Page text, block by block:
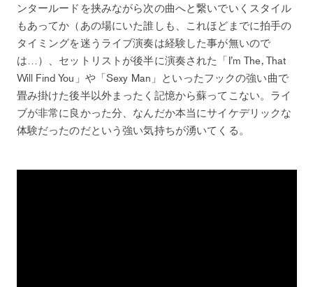
ンタールードを挟みながら次の曲へと繋いでいくスタイル
もあってか（あの場にいた誰しも、これほどまでに拍手の
タイミングを迷うライブ演奏は経験した事が無いので
は…）、セットリストが後半に演奏された「I’m The, That
Will Find You」や「Sexy Man」といったフックの強い曲で
畳み掛けた後半以外まったく記憶から蘇ってこない。ライ
ブが非常に良かった分、なんだか本当にサイケデリックな
体験だったのだという強い気持ちが湧いてくる。